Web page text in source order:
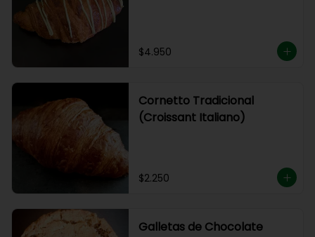
$4.950
Cornetto Tradicional
(Croissant Italiano)
$2.250
Galletas de Chocolate